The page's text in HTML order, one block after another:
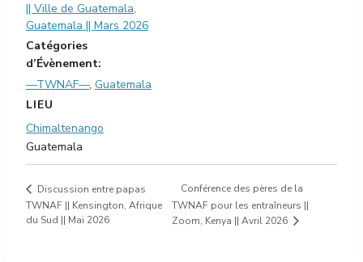
|| Ville de Guatemala,
Guatemala || Mars 2026
Catégories
d’Évènement:
—TWNAF—, Guatemala
LIEU
Chimaltenango
Guatemala
Discussion entre papas
TWNAF || Kensington, Afrique
du Sud || Mai 2026
Conférence des pères de la
TWNAF pour les entraîneurs ||
Zoom, Kenya || Avril 2026